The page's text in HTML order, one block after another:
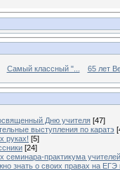
Самый классный "... 65 лет
Дню учителя [47]
выступления по каратэ
руках! [5]
[24]
семинара-практикума
знать о своих правах на ЕГЭ